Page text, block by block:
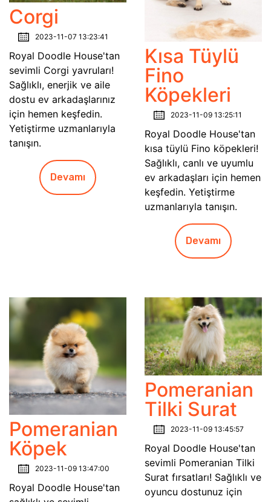
Corgi
2023-11-07 13:23:41
Royal Doodle House'tan
sevimli Corgi yavruları!
Sağlıklı, enerjik ve aile
dostu ev arkadaşlarınız
için hemen keşfedin.
Yetiştirme uzmanlarıyla
tanışın.
Devamı
Kısa Tüylü
Fino
Köpekleri
2023-11-09 13:25:11
Royal Doodle House'tan
kısa tüylü Fino köpekleri!
Sağlıklı, canlı ve uyumlu
ev arkadaşları için hemen
keşfedin. Yetiştirme
uzmanlarıyla tanışın.
Devamı
Pomeranian
Köpek
2023-11-09 13:47:00
Royal Doodle House'tan
Pomeranian
Tilki Surat
2023-11-09 13:45:57
Royal Doodle House'tan
sevimli Pomeranian Tilki
Surat fırsatları! Sağlıklı ve
oyuncu dostunuz için